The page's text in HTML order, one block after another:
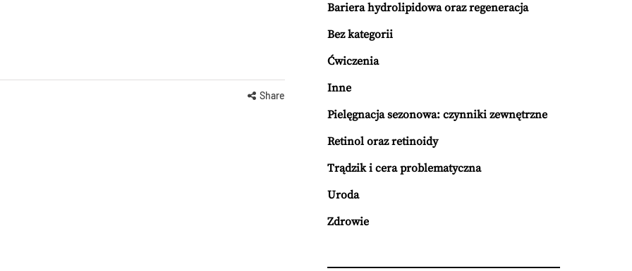
Share
Bariera hydrolipidowa oraz regeneracja
Bez kategorii
Ćwiczenia
Inne
Pielęgnacja sezonowa: czynniki zewnętrzne
Retinol oraz retinoidy
Trądzik i cera problematyczna
Uroda
Zdrowie